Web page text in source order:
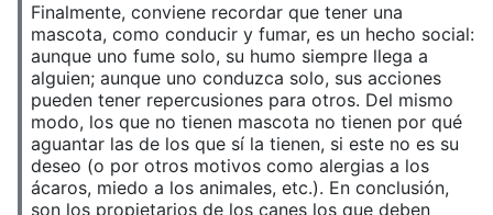
Finalmente, conviene recordar que tener una
mascota, como conducir y fumar, es un hecho social:
aunque uno fume solo, su humo siempre llega a
alguien; aunque uno conduzca solo, sus acciones
pueden tener repercusiones para otros. Del mismo
modo, los que no tienen mascota no tienen por qué
aguantar las de los que sí la tienen, si este no es su
deseo (o por otros motivos como alergias a los
ácaros, miedo a los animales, etc.). En conclusión,
son los propietarios de los canes los que deben